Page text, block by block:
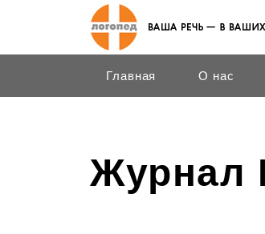
Главная О нас
Журнал